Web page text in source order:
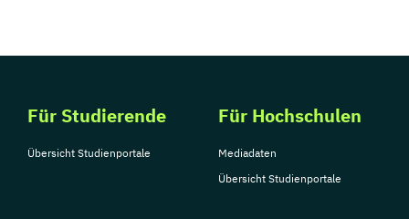
Für Studierende
Übersicht Studienportale
Für Hochschulen
Mediadaten
Übersicht Studienportale